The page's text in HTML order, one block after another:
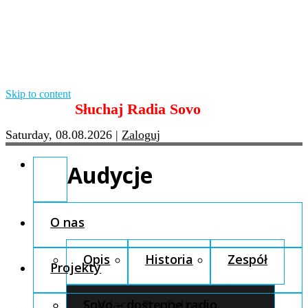
Skip to content
Słuchaj Radia Sovo
Saturday, 08.08.2026 | Zaloguj
O nas
Opis Historia Zespół
Fundacja Pro Cultura
Projekty
SoVo – dostępne radio
Audycje